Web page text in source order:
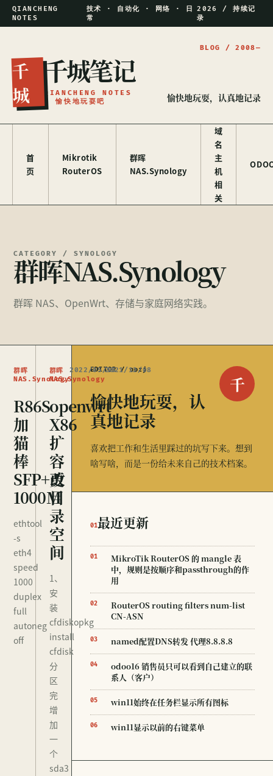
QIANCHENG
NOTES
技术 · 自动化 · 网络 · 日
常
2026 / 持续记
录
千
城
千城笔记
QIANCHENG NOTES
/ 愉快地玩耍吧
愉快地玩耍，认真地记录
首
页
Mikrotik
RouterOS
群晖
NAS.Synology
域
名
主
机
相
关
CATEGORY / SYNOLOGY
群晖NAS.Synology
群晖 NAS、OpenWrt、存储与家庭网络实践。
群晖
NAS.Synology
2022/05/15
R86S
加
猫
棒
SFP+改
1000M
ethtool
-s
eth4
speed
1000
duplex
full
autoneg
off
群晖
NAS.Synology
2021/12/08
openwrt
X86
扩
容
更
目
录
空
间
1、
安
装
cfdiskopkg
install
cfdisk
分
区
完
增
加
一
个
sda3
千
EDITOR / oozj
愉快地玩耍，认
真地记录
喜欢把工作和生活里踩过的坑写下来。想到
啥写啥，而是一份给未来自己的技术档案。
01最近更新
01
MikroTik RouterOS 的 mangle 表
中，规则是按顺序和passthrough的作
用
02
RouterOS routing filters num-list
CN-ASN
03 named配置DNS转发 代理8.8.8.8
04
odoo16 销售员只可以看到自己建立的联
系人（客户）
05 win11始终在任务栏显示所有图标
06 win11显示以前的右键菜单